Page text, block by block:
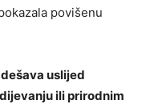
povišenu
uslijed
ili prirodnim